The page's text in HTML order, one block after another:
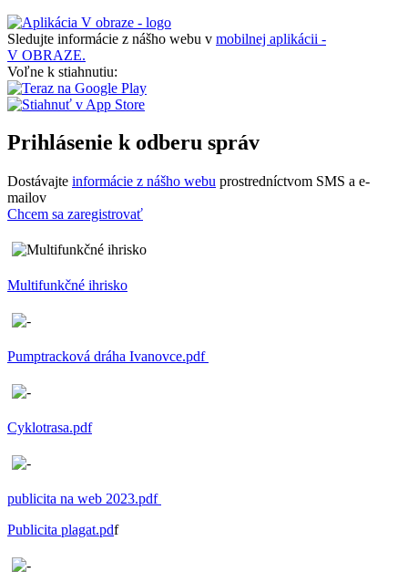
Sledujte informácie z nášho webu v mobilnej aplikácii -
V OBRAZE.
Voľne k stiahnutiu:
Prihlásenie k odberu správ
Dostávajte informácie z nášho webu prostredníctvom SMS a e-
mailov
Chcem sa zaregistrovať
Multifunkčné ihrisko
Pumptracková dráha Ivanovce.pdf
Cyklotrasa.pdf
publicita na web 2023.pdf
Publicita plagat.pdf